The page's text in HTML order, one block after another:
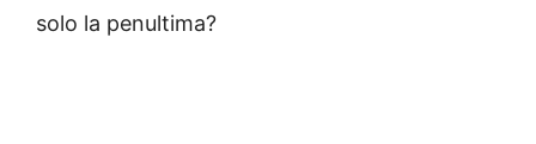
solo la penultima?